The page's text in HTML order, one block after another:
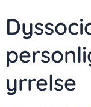
yrrelse